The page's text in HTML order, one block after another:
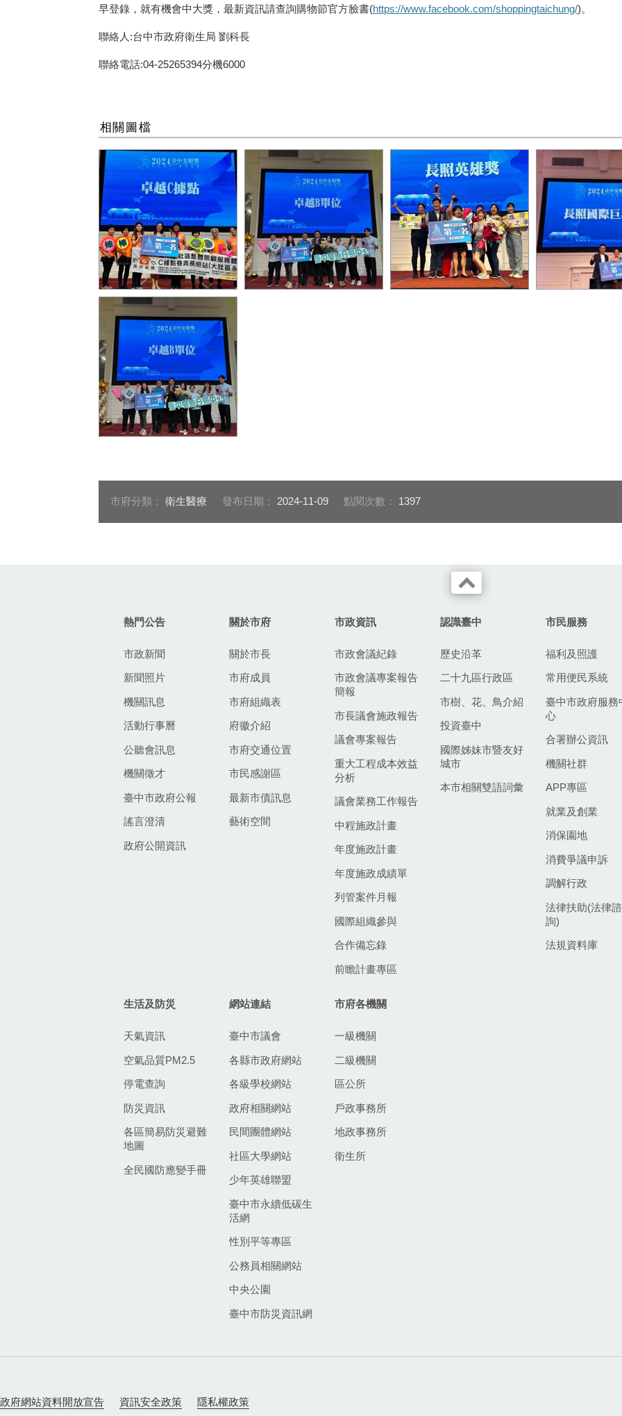
早登錄，就有機會中大獎，最新資訊請查詢購物節官方臉書(https://www.facebook.com/shoppingtaichung/)。
聯絡人:台中市政府衛生局 劉科長
聯絡電話:04-25265394分機6000
相關圖檔
卓越C據點 第一名有安心長
照服務有限公司臺中市私立
有安心居家長照機構-大肚
區永和里C_
顧服務機構
市府分類： 衛生醫療 發布日期： 2024-11-09 點閱次數： 1397
熱門公告
市政新聞
新聞照片
機關訊息
活動行事曆
公聽會訊息
機關徵才
臺中市政府公報
謠言澄清
政府公開資訊
關於市府
關於市長
市府成員
市府組織表
府徽介紹
市府交通位置
市民感謝區
最新市債訊息
藝術空間
市政資訊
市政會議紀錄
市政會議專案報告
簡報
市長議會施政報告
議會專案報告
重大工程成本效益
分析
議會業務工作報告
中程施政計畫
年度施政計畫
年度施政成績單
列管案件月報
國際組織參與
合作備忘錄
前瞻計畫專區
認識臺中
歷史沿革
二十九區行政區
市樹、花、鳥介紹
投資臺中
國際姊妹市暨友好
城市
本市相關雙語詞彙
市民服務
福利及照護
常用便民系統
臺中市政府服務
心
合署辦公資訊
機關社群
APP專區
就業及創業
消保園地
消費爭議申訴
調解行政
法律扶助(法律諮
詢)
法規資料庫
生活及防災
天氣資訊
空氣品質PM2.5
停電查詢
防災資訊
各區簡易防災避難
地圖
全民國防應變手冊
網站連結
臺中市議會
各縣市政府網站
各級學校網站
政府相關網站
民間團體網站
社區大學網站
少年英雄聯盟
臺中市永續低碳生
活網
性別平等專區
公務員相關網站
中央公園
臺中市防災資訊網
市府各機關
一級機關
二級機關
區公所
戶政事務所
地政事務所
衛生所
政府網站資料開放宣告 資訊安全政策 隱私權政策